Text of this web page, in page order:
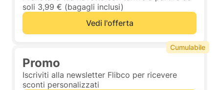
soli 3,99 € (bagagli inclusi)
Vedi l'offerta
Promo
Iscriviti alla newsletter Flibco per ricevere
sconti personalizzati
Cumulabile